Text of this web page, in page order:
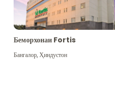
Беморхонаи Fortis
Бангалор,Ҳиндустон